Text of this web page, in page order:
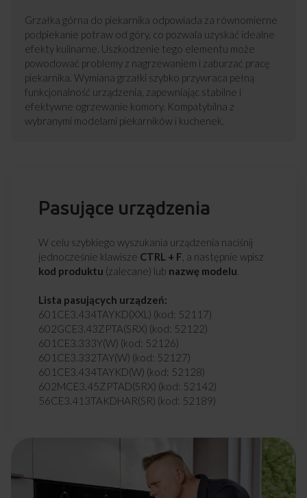
Grzałka górna do piekarnika odpowiada za równomierne
podpiekanie potraw od góry, co pozwala uzyskać idealne
efekty kulinarne. Uszkodzenie tego elementu może
powodować problemy z nagrzewaniem i zaburzać pracę
piekarnika. Wymiana grzałki szybko przywraca pełną
funkcjonalność urządzenia, zapewniając stabilne i
efektywne ogrzewanie komory. Kompatybilna z
wybranymi modelami piekarników i kuchenek.
Pasujące urządzenia
W celu szybkiego wyszukania urządzenia naciśnij
jednocześnie klawisze CTRL + F , a następnie wpisz
kod produktu (zalecane) lub nazwę modelu
Lista pasujących urządzeń:
601CE3.434TAYKD(XXL) (kod: 52117)
602GCE3.43ZPTA(SRX) (kod: 52122)
601CE3.333Y(W) (kod: 52126)
601CE3.332TAY(W) (kod: 52127)
601CE3.434TAYKD(W) (kod: 52128)
602MCE3.45ZPTAD(SRX) (kod: 52142)
56CE3.413TAKDHAR(SR) (kod: 52189)
EBE6421L (kod: 52717)
51CE1.316M(W) (kod: 52846)
51CE2.315(W) (kod: 52847)